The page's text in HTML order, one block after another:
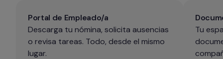
Portal de Empleado/a
Descarga tu nómina, solicita ausencias
o revisa tareas. Todo, desde el mismo
lugar.
Tu